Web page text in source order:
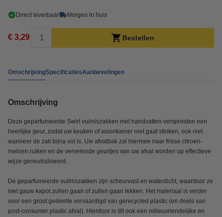
Direct leverbaar Morgen in huis
€ 3,29 Bestellen
OmschrijvingSpecificatiesAanbevelingen
Omschrijving
Deze geparfumeerde Swirl vuilniszakken met handvatten verspreiden een
heerlijke geur, zodat uw keuken of woonkamer niet gaat stinken, ook niet
wanneer de zak bijna vol is. Uw afvalbak zal hiermee naar frisse citroen-
meloen ruiken en de vervelende geurtjes van uw afval worden op effectieve
wijze geneutraliseerd.
De geparfumeerde vuilniszakken zijn scheurvast en waterdicht, waardoor ze
niet gauw kapot zullen gaan of zullen gaan lekken. Het materiaal is verder
voor een groot gedeelte vervaardigd van gerecycled plastic (en deels van
post-consumer plastic afval). Hierdoor is dit ook een milieuvriendelijke en